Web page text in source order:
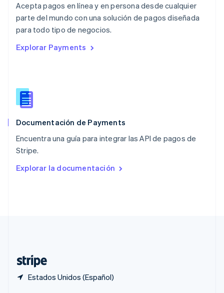
Acepta pagos en línea y en persona desde cualquier
parte del mundo con una solución de pagos diseñada
para todo tipo de negocios.
Explorar Payments
Documentación de Payments
Encuentra una guía para integrar las API de pagos de
Stripe.
Explorar la documentación
Estados Unidos (Español)
English
Nueva Zelandia
English
NederlandsEnglish
Português
RAE de Hong Kong, China
Reino Unido
República Checa
English
English